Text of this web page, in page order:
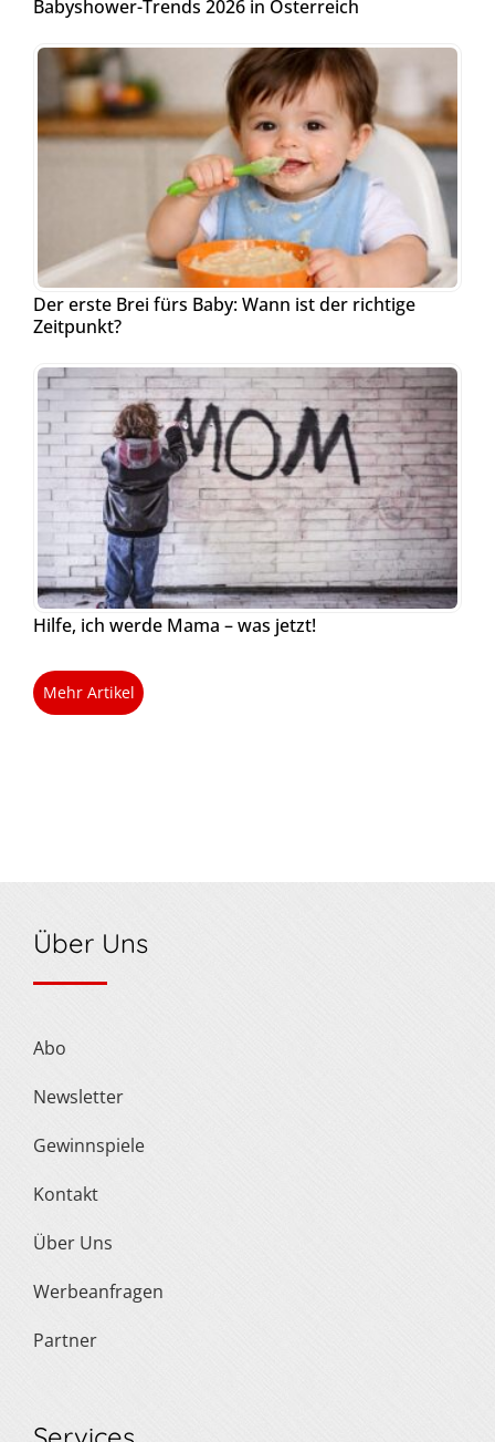
Babyshower-Trends 2026 in Österreich
Der erste Brei fürs Baby: Wann ist der richtige
Zeitpunkt?
Hilfe, ich werde Mama – was jetzt!
Mehr Artikel
Über Uns
Abo
Newsletter
Gewinnspiele
Kontakt
Über Uns
Werbeanfragen
Partner